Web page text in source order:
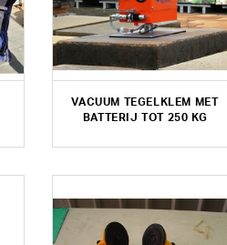
VACUUM TEGELKLEM MET
BATTERIJ TOT 250 KG